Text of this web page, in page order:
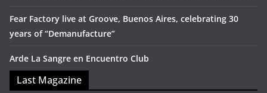
Fear Factory live at Groove, Buenos Aires, celebrating 30
years of “Demanufacture”
Arde La Sangre en Encuentro Club
Last Magazine